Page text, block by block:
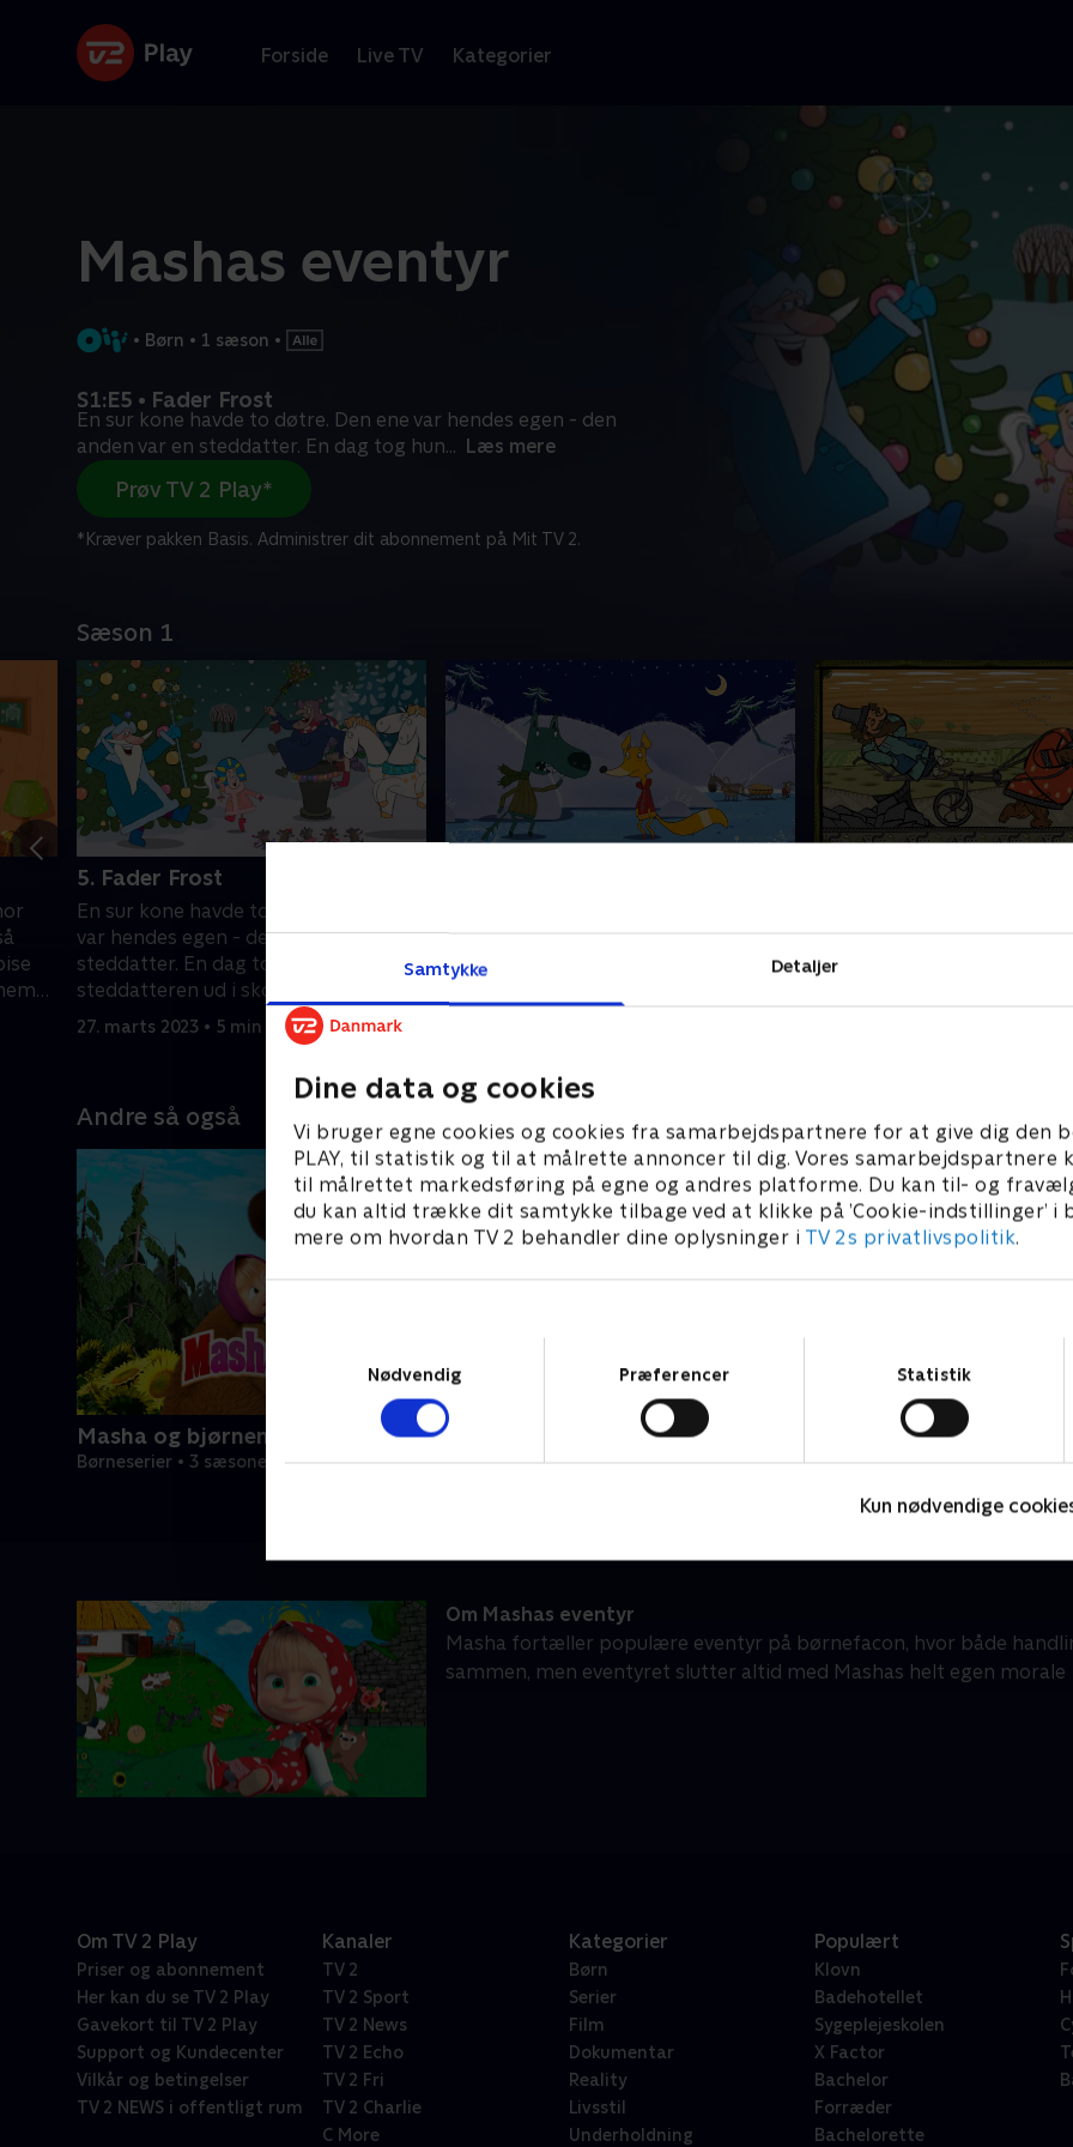
Samtykke Detaljer
Dine data og cookies
Vi bruger egne cookies og cookies fra samarbejdspartnere for at give dig den
PLAY, til statistik og til at målrette annoncer til dig. Vores samarbejdspartnere
til målrettet markedsføring på egne og andres platforme. Du kan til- og
du kan altid trække dit samtykke tilbage ved at klikke på ’Cookie-indstillinger’ i
mere om hvordan TV 2 behandler dine oplysninger i TV 2s privatlivspolitik.
Nødvendig
Præferencer Statistik
Kun nødvendige
Forside Live TV Kategorier
Mashas eventyr
• Børn • 1 sæson •
S1:E5 • Fader Frost
En sur kone havde to døtre. Den ene var hendes egen - den
anden var en steddatter. En dag tog hun... Læs mere
Prøv TV 2 Play*
*Kræver pakken Basis. Administrer dit abonnement på Mit TV 2.
Sæson 1
5. Fader Frost
En sur kone havde to døtre. Den ene
var hendes egen - den anden var en
steddatter. En dag tog hun
steddatteren ud i skoven og efterlod
den stakkels pige der
27. marts 2023 • 5 min
kone. Da fiskeren en dag skulle ned
for at fiske, fik han øje på en ræv. Han
Bjørnen bad manden om
Andre så også
Masha og bjørnen
Børneserier • 3 sæsoner
Mashas uhyggelige eventyr
Om Mashas eventyr
Masha fortæller populære eventyr på børnefacon, hvor både
sammen, men eventyret slutter altid med Mashas helt egen morale
Om TV 2 Play
Priser og abonnement
Her kan du se TV 2 Play
Gavekort til TV 2 Play
Support og Kundecenter
Vilkår og betingelser
TV 2 NEWS i offentligt rum
Kanaler
TV 2
TV 2 Sport
TV 2 News
TV 2 Echo
TV 2 Fri
TV 2 Charlie
C More
Kategorier
Børn
Serier
Film
Dokumentar
Reality
Livsstil
Underholdning
Populært
Klovn
Badehotellet
Sygeplejeskolen
X Factor
Bachelor
Forræder
Bachelorette